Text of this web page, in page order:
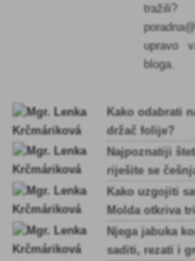
upravo
bloga.
Kako odabrati
držač folije?
Najpoznatiji
riješite se
Kako uzgojiti
Molda otkriva
Njega jabuka
saditi, rezati i